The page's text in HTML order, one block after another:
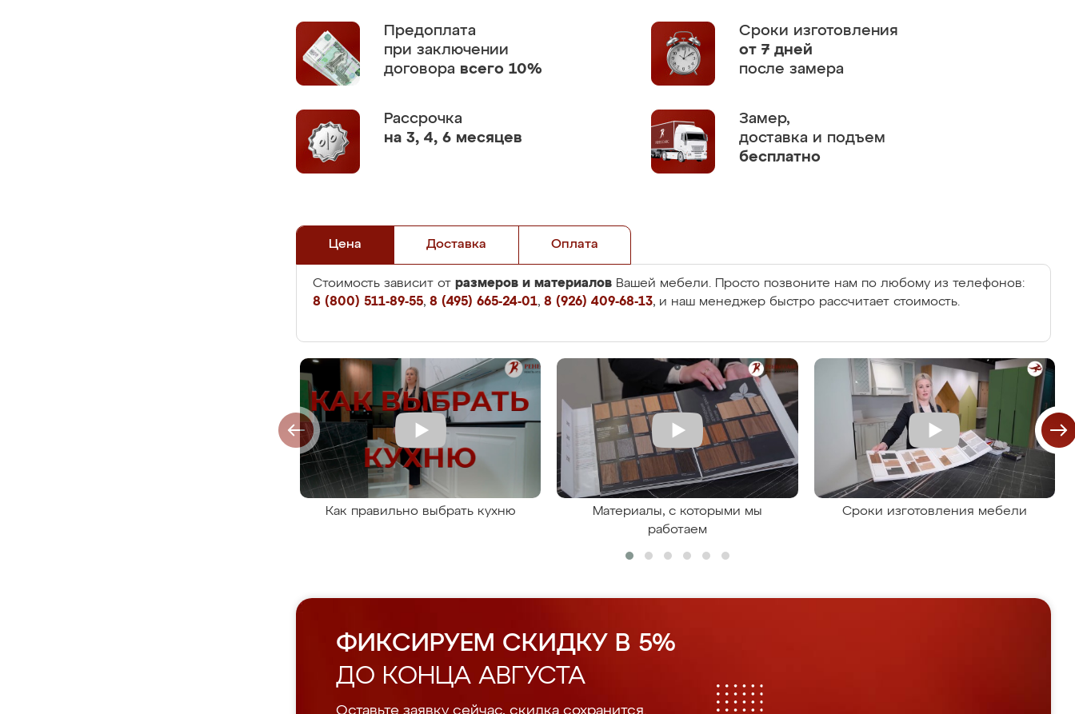
Предоплата
при заключении
договора всего 10%
Сроки изготовления
от 7 дней
после замера
Рассрочка
на 3, 4, 6 месяцев
Замер,
доставка и подъем
бесплатно
Цена Доставка Оплата
Стоимость зависит от размеров и материалов Вашей мебели. Просто позвоните нам по любому из телефонов:
8 (800) 511-89-55, 8 (495) 665-24-01, 8 (926) 409-68-13, и наш менеджер быстро рассчитает стоимость.
Как правильно выбрать кухню
Материалы, с которыми мы
работаем
Сроки изготовления мебели
ФИКСИРУЕМ СКИДКУ В 5%
ДО КОНЦА АВГУСТА
Оставьте заявку сейчас, скидка сохранится.